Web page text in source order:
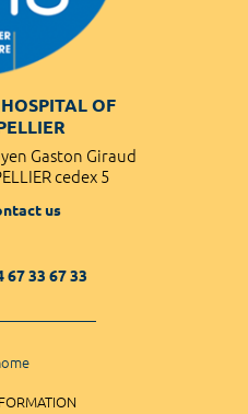
OF
Gaston Giraud
cedex 5
us
67 33 67 33